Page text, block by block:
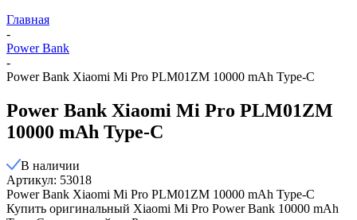
Главная
-
Power Bank
-
Power Bank Xiaomi Mi Pro PLM01ZM 10000 mAh Type-C
Power Bank Xiaomi Mi Pro PLM01ZM
10000 mAh Type-C
В наличии
Артикул: 53018
Power Bank Xiaomi Mi Pro PLM01ZM 10000 mAh Type-C
Купить оригинальный Xiaomi Mi Pro Power Bank 10000 mAh